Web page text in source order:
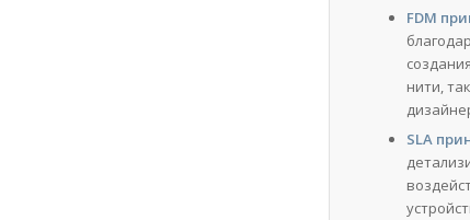
FDM
нити,
SLA